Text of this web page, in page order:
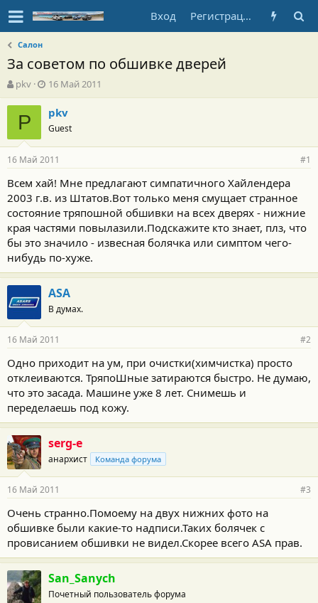
Вход Регистрация
Салон
За советом по обшивке дверей
А
в
т
т
е
м
ы
pkv
Д
а
т
а
н
а
ч
а
л
а
16 Май 2011
P pkv
Guest
16 Май 2011 #1
Всем хай! Мне предлагают симпатичного Хайлендера
2003 г.в. из Штатов.Вот только меня смущает странное
состояние тряпошной обшивки на всех дверях - нижние
края частями повылазили.Подскажите кто знает, плз, что
бы это значило - извесная болячка или симптом чего-
нибудь по-хуже.
ASA
В думах.
16 Май 2011 #2
Одно приходит на ум, при очистки(химчистка) просто
отклеиваются. ТряпоШные затираются быстро. Не думаю,
что это засада. Машине уже 8 лет. Снимешь и
переделаешь под кожу.
serg-e
анархист Команда форума
16 Май 2011 #3
Очень странно.Помоему на двух нижних фото на
обшивке были какие-то надписи.Таких болячек с
провисанием обшивки не видел.Скорее всего ASA прав.
San_Sanych
Почетный пользователь форума